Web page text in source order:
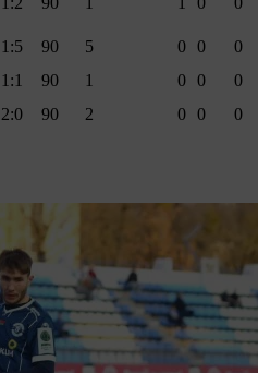
1:5 90 5 0 0
0
1:1 90 1 0 0
0
2:0 90 2 0 0 0